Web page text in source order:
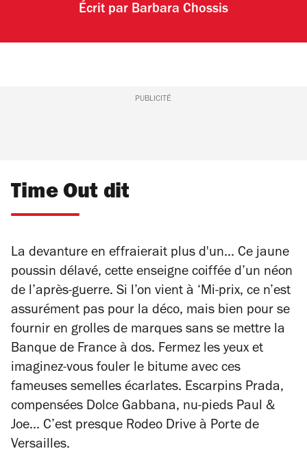
Écrit par Barbara Chossis
PUBLICITÉ
Time Out dit
La devanture en effraierait plus d'un... Ce jaune
poussin délavé, cette enseigne coiffée d’un néon
de l’après-guerre. Si l’on vient à ‘Mi-prix, ce n’est
assurément pas pour la déco, mais bien pour se
fournir en grolles de marques sans se mettre la
Banque de France à dos. Fermez les yeux et
imaginez-vous fouler le bitume avec ces
fameuses semelles écarlates. Escarpins Prada,
compensées Dolce Gabbana, nu-pieds Paul &
Joe... C’est presque Rodeo Drive à Porte de
Versailles.